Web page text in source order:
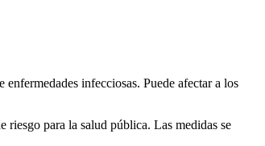
infecciosas. Puede afectar a los
riesgo para la salud pública. Las medidas se